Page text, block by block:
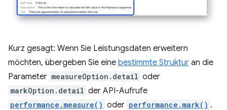
Kurz gesagt: Wenn Sie Leistungsdaten erweitern
möchten, übergeben Sie eine bestimmte Struktur an die
Parameter measureOption.detail oder
markOption.detail der API-Aufrufe
performance.measure() oder performance.mark() .